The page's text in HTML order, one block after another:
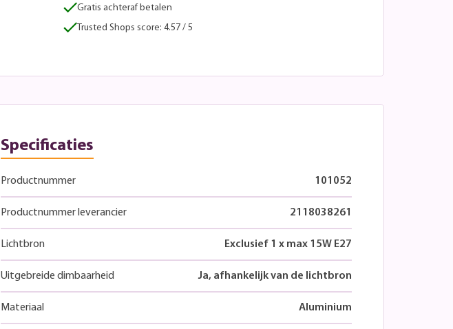
Gratis achteraf betalen
Trusted Shops score: 4.57 / 5
Specificaties
Productnummer 101052
Productnummer leverancier 2118038261
Lichtbron Exclusief 1 x max 15W E27
Uitgebreide dimbaarheid Ja, afhankelijk van de lichtbron
Materiaal Aluminium